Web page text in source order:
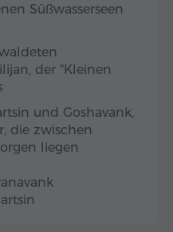
Süßwasserseen
der "Kleinen
und Goshavank,
die zwischen
liegen